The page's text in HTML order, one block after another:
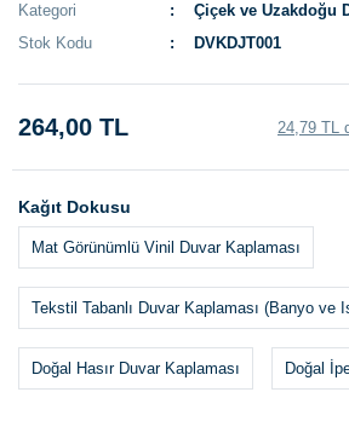
Kategori
Çiçek ve Uzakdoğu
Stok Kodu
DVKDJT001
264,00 TL 24,79 TL
Kağıt Dokusu
Mat Görünümlü Vinil Duvar Kaplaması
Tekstil Tabanlı Duvar Kaplaması (Banyo ve
Doğal Hasır Duvar Kaplaması Doğal